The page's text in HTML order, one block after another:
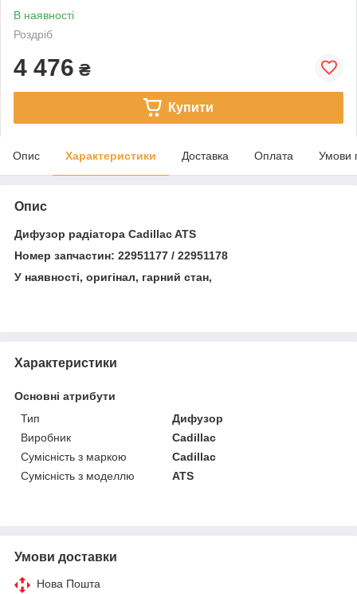
В наявності
Роздріб
4 476 ₴
Купити
Опис Характеристики Доставка Оплата Умови
Опис
Дифузор радіатора Cadillac ATS
Номер запчастин: 22951177 / 22951178
У наявності, оригінал, гарний стан,
Характеристики
Основні атрибути
Тип
Дифузор
Виробник
Cadillac
Сумісність з маркою
Cadillac
Сумісність з моделлю
ATS
Умови доставки
Нова Пошта